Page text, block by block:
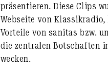
präsentieren. Diese Clips
Webseite von
Vorteile von sanitas bzw.
die zentralen Botschaften
wecken.